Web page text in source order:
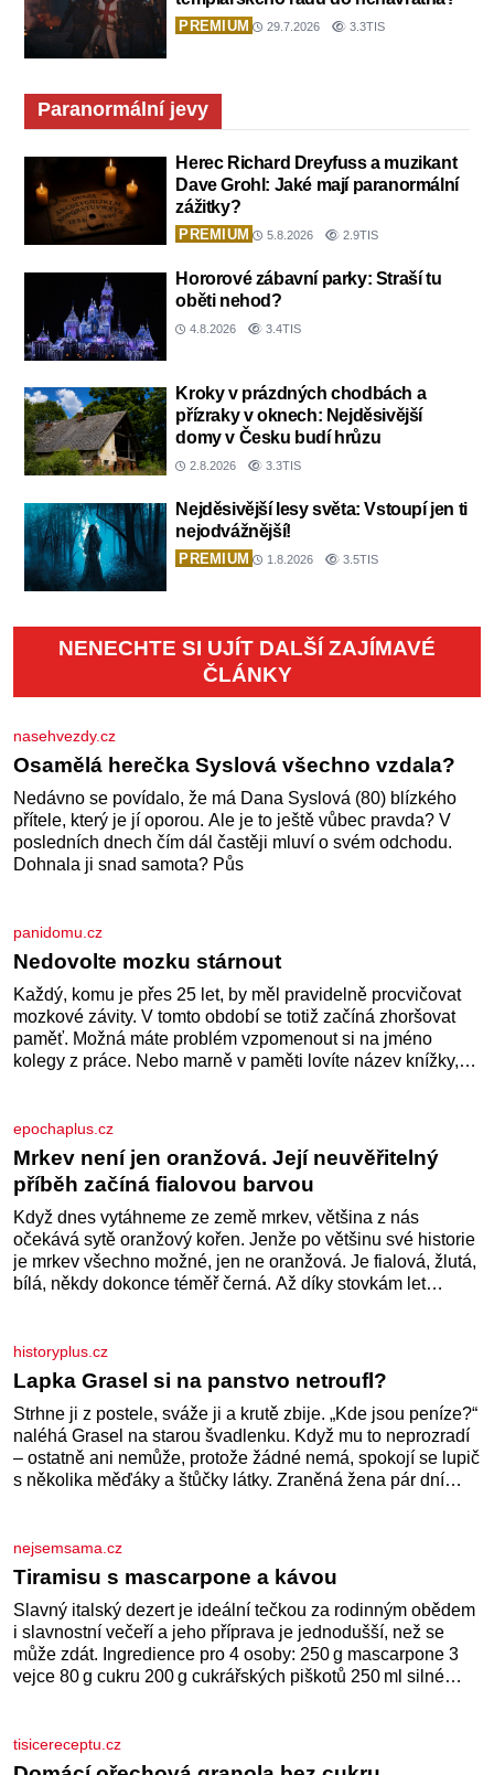
PREMIUM 29.7.2026 3.3TIS
Paranormální jevy
Herec Richard Dreyfuss a muzikant
Dave Grohl: Jaké mají paranormální
zážitky?
PREMIUM 5.8.2026 2.9TIS
Hororové zábavní parky: Straší tu
oběti nehod?
4.8.2026 3.4TIS
Kroky v prázdných chodbách a
přízraky v oknech: Nejděsivější
domy v Česku budí hrůzu
2.8.2026 3.3TIS
Nejděsivější lesy světa: Vstoupí jen ti
nejodvážnější!
PREMIUM 1.8.2026 3.5TIS
NENECHTE SI UJÍT DALŠÍ ZAJÍMAVÉ
ČLÁNKY
nasehvezdy.cz
Osamělá herečka Syslová všechno vzdala?
Nedávno se povídalo, že má Dana Syslová (80) blízkého
přítele, který je jí oporou. Ale je to ještě vůbec pravda? V
posledních dnech čím dál častěji mluví o svém odchodu.
panidomu.cz
Nedovolte mozku stárnout
Každý, komu je přes 25 let, by měl pravidelně procvičovat
mozkové závity. V tomto období se totiž začíná zhoršovat
kterou jste nedávno přečetli. Je to opravdu tak, s věkem
jako kdyby se paměť rozhodla stávkovat. Cvičte
epochaplus.cz
Mrkev není jen oranžová. Její neuvěřitelný
příběh začíná fialovou barvou
očekává sytě oranžový kořen. Jenže po většinu své historie
je mrkev všechno možné, jen ne oranžová. Je fialová, žlutá,
bílá, někdy dokonce téměř černá. Až díky stovkám let
pečlivého šlechtění se z ní stává zelenina, bez které si
českou zahradu ani nedokážeme představit. Její příběh je
historyplus.cz
Strhne ji z postele, sváže ji a krutě zbije. „Kde jsou peníze?“
naléhá Grasel na starou švadlenku. Když mu to neprozradí
– ostatně ani nemůže, protože žádné nemá, spokojí se lupič
s několika měďáky a štůčky látky. Zraněná žena pár dní
nato umírá. Je to muž nebývale krutý. Jeho činy budí hrůzu
ještě dlouho po jeho smrti
Tiramisu s mascarpone a kávou
Slavný italský dezert je ideální tečkou za rodinným obědem